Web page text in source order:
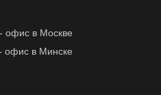
- офис в Москве
офис в Минске